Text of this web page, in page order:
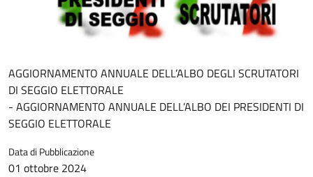
AGGIORNAMENTO ANNUALE DELL’ALBO DEGLI SCRUTATORI
DI SEGGIO ELETTORALE
- AGGIORNAMENTO ANNUALE DELL’ALBO DEI PRESIDENTI DI
SEGGIO ELETTORALE
Data di Pubblicazione
01 ottobre 2024